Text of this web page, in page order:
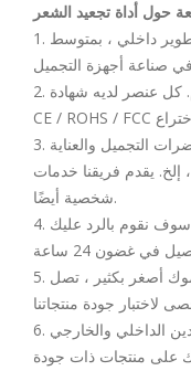
حول أداة تجعيد الشعر
1. لدينا فريق مكون من 15 مهندس بحث وتطوير داخلي ، بمتوسط
2. البحث وتطوير 8-10 منتجات جديدة كل عام. كل عنصر لديه شهادة
3. نحن نورد المنتجات لأفضل مبيعا مستحضرات التجميل والعناية
يقدم فريقنا خدمات
شخصية أيضًا.
4. لجميع استفساراتك عنا أو عن منتجاتنا ، سوف نقوم بالرد عليك
5. لدينا منتج محايد وتغليف محايد ونحن نقبل موك أصغر بكثير ، تصل
6. لدينا نظام صارم لإدارة الجودة على الصعيدين الداخلي والخارجي
على منتجات ذات جودة